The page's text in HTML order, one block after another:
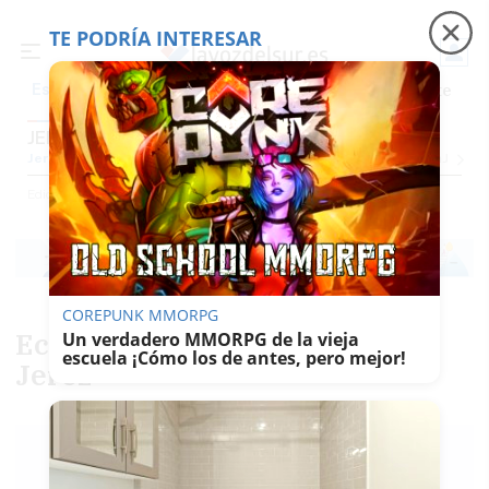
Es noticia Precio luz Padre Coraje Fábrica de botellas
JEREZ
JerezProvincia CádizCádizSevillaMálagaHuelvaGranadaCórdoba
Ediciones Jerez
Eclosión violeta también en
Jerez
TE PODRÍA INTERESAR
COREPUNK MMORPG
Un verdadero MMORPG de la vieja
escuela ¡Cómo los de antes, pero mejor!